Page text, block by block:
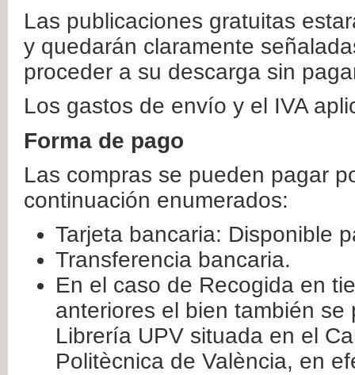
Las publicaciones gratuitas
y quedarán claramente
proceder a su descarga sin
Los gastos de envío y el IVA
Forma de pago
Las compras se pueden pagar
continuación enumerados:
Tarjeta bancaria: Disponible
Transferencia bancaria.
En el caso de Recogida en
anteriores el bien también
Librería UPV situada en el
Politècnica de València, en